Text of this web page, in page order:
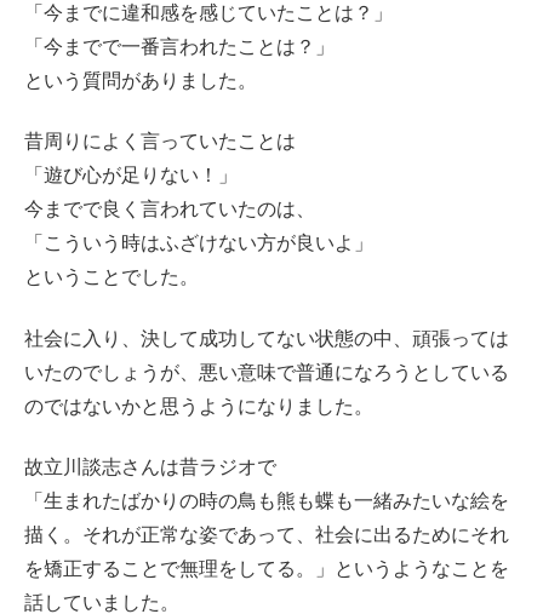
「今までに違和感を感じていたことは？」
「今までで一番言われたことは？」
という質問がありました。
昔周りによく言っていたことは
「遊び心が足りない！」
今までで良く言われていたのは、
「こういう時はふざけない方が良いよ」
ということでした。
社会に入り、決して成功してない状態の中、頑張っては
いたのでしょうが、悪い意味で普通になろうとしている
のではないかと思うようになりました。
故立川談志さんは昔ラジオで
「生まれたばかりの時の鳥も熊も蝶も一緒みたいな絵を
描く。それが正常な姿であって、社会に出るためにそれ
を矯正することで無理をしてる。」というようなことを
話していました。